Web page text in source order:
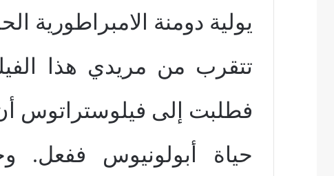
يولية دومنة الامبراطورية
تتقرب من مريدي هذا
فطلبت إلى فيلوستراتوس
حياة أبولونيوس ففعل.